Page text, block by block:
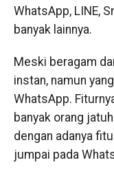
WhatsApp, LINE,
banyak lainnya.
Meski beragam
instan, namun
WhatsApp.
banyak orang
dengan adanya
jumpai pada